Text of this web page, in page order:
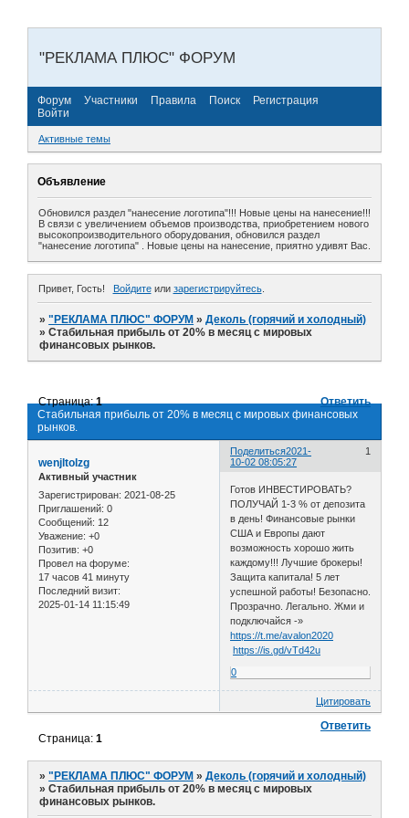
"РЕКЛАМА ПЛЮС" ФОРУМ
Форум Участники Правила Поиск
Регистрация
Войти
Активные темы
Объявление
Обновился раздел "нанесение логотипа"!!! Новые цены на нанесение!!!
В связи с увеличением объемов производства, приобретением нового
высокопроизводительного оборудования, обновился раздел
"нанесение логотипа" . Новые цены на нанесение, приятно удивят Вас.
Привет, Гость! Войдитеили зарегистрируйтесь.
»"РЕКЛАМА ПЛЮС" ФОРУМ »Деколь (горячий и холодный)
»Стабильная прибыль от 20% в месяц с мировых
финансовых рынков.
Стабильная прибыль от 20% в месяц с мировых финансовых
рынков.
Страница:1 Ответить
Поделиться 1
2021-
10-02 08:05:27
wenjltolzg
Активный участник
Зарегистрирован: 2021-08-25
Приглашений: 0
Сообщений: 12
Уважение: +0
Позитив: +0
Провел на форуме:
17 часов 41 минуту
Последний визит:
2025-01-14 11:15:49
Готов ИНВЕСТИРОВАТЬ?
ПОЛУЧАЙ 1-3 % от депозита
в день! Финансовые рынки
США и Европы дают
возможность хорошо жить
каждому!!! Лучшие брокеры!
Защита капитала! 5 лет
успешной работы! Безопасно.
Прозрачно. Легально. Жми и
подключайся -»
https://t.me/avalon2020
https://is.gd/vTd42u
0
Цитировать
Ответить
Страница:1
»"РЕКЛАМА ПЛЮС" ФОРУМ »Деколь (горячий и холодный)
»Стабильная прибыль от 20% в месяц с мировых
финансовых рынков.